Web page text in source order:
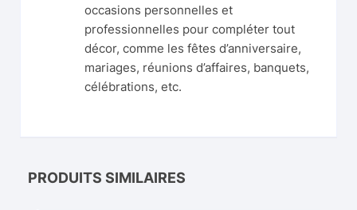
occasions personnelles et
professionnelles pour compléter tout
décor, comme les fêtes d’anniversaire,
mariages, réunions d’affaires, banquets,
célébrations, etc.
PRODUITS SIMILAIRES